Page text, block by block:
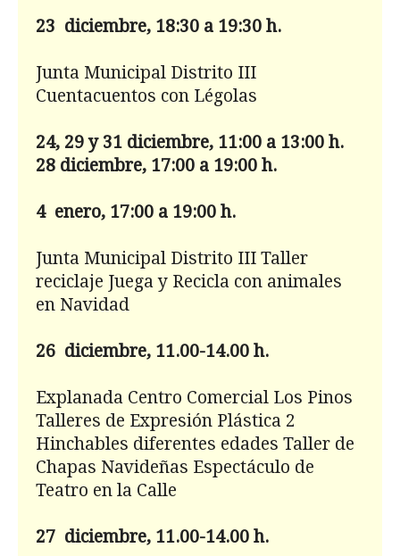
23 diciembre, 18:30 a 19:30 h.
Junta Municipal Distrito III
Cuentacuentos con Légolas
24, 29 y 31 diciembre, 11:00 a 13:00 h.
28 diciembre, 17:00 a 19:00 h.
4 enero, 17:00 a 19:00 h.
Junta Municipal Distrito III Taller
reciclaje Juega y Recicla con animales
en Navidad
26 diciembre, 11.00-14.00 h.
Explanada Centro Comercial Los Pinos
Talleres de Expresión Plástica 2
Hinchables diferentes edades Taller de
Chapas Navideñas Espectáculo de
Teatro en la Calle
27 diciembre, 11.00-14.00 h.